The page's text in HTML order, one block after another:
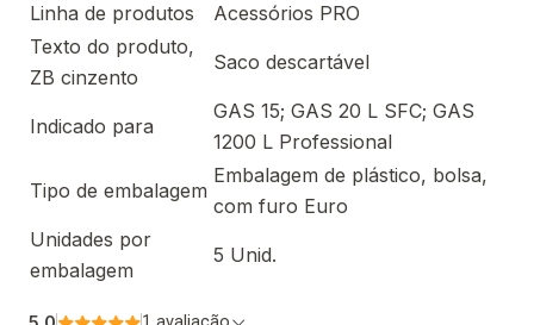
Linha de produtos
Acessórios PRO
Texto do produto,
ZB cinzento
Saco descartável
Indicado para
GAS 15; GAS 20 L SFC; GAS
1200 L Professional
Tipo de embalagem
Embalagem de plástico, bolsa,
com furo Euro
Unidades por
embalagem
5 Unid.